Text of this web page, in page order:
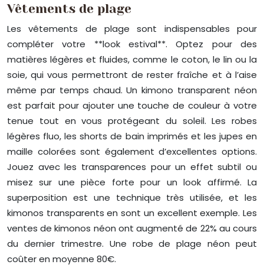
Vêtements de plage
Les vêtements de plage sont indispensables pour
compléter votre **look estival**. Optez pour des
matières légères et fluides, comme le coton, le lin ou la
soie, qui vous permettront de rester fraîche et à l’aise
même par temps chaud. Un kimono transparent néon
est parfait pour ajouter une touche de couleur à votre
tenue tout en vous protégeant du soleil. Les robes
légères fluo, les shorts de bain imprimés et les jupes en
maille colorées sont également d’excellentes options.
Jouez avec les transparences pour un effet subtil ou
misez sur une pièce forte pour un look affirmé. La
superposition est une technique très utilisée, et les
kimonos transparents en sont un excellent exemple. Les
ventes de kimonos néon ont augmenté de 22% au cours
du dernier trimestre. Une robe de plage néon peut
coûter en moyenne 80€.